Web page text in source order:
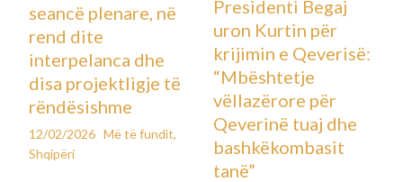
seancë plenare, në
rend dite
interpelanca dhe
disa projektligje të
rëndësishme
12/02/2026 Më të fundit,
Shqipëri
Presidenti Begaj
uron Kurtin për
krijimin e Qeverisë:
“Mbështetje
vëllazërore për
Qeverinë tuaj dhe
bashkëkombasit
tanë”